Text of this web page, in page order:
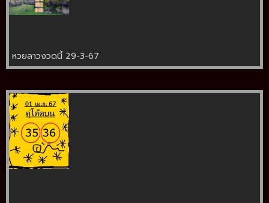
หวยลาวงวดนี้ 29-3-67